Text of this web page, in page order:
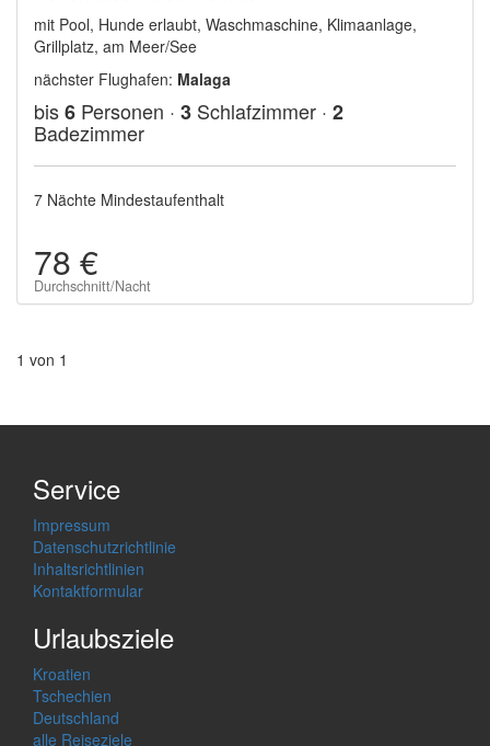
mit Pool, Hunde erlaubt, Waschmaschine, Klimaanlage,
Grillplatz, am Meer/See
nächster Flughafen: Malaga
bis6 Personen · 3 Schlafzimmer · 2
Badezimmer
7 Nächte Mindestaufenthalt
78 €
Durchschnitt/Nacht
1 von 1
Service
Impressum
Datenschutzrichtlinie
Inhaltsrichtlinien
Kontaktformular
Urlaubsziele
Kroatien
Tschechien
Deutschland
alle Reiseziele